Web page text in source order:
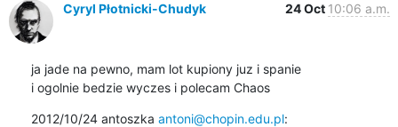
Cyryl Płotnicki-Chudyk 24 Oct 10:06 a.m.
ja jade na pewno, mam lot kupiony juz i spanie
i ogolnie bedzie wyczes i polecam Chaos
2012/10/24 antoszka antoni@chopin.edu.pl: